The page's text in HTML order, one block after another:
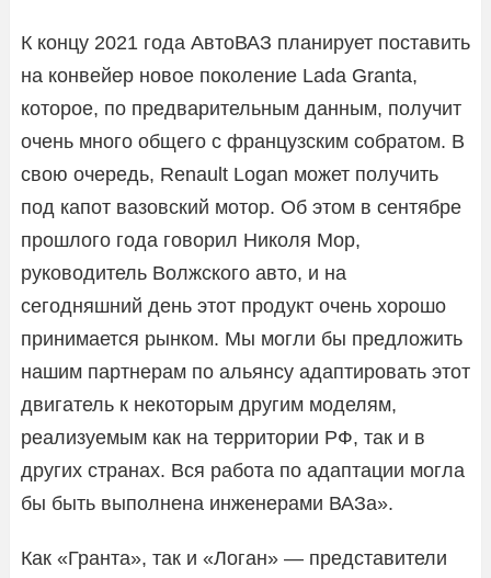
К концу 2021 года АвтоВАЗ планирует поставить
на конвейер новое поколение Lada Granta,
которое, по предварительным данным, получит
очень много общего с французским собратом. В
свою очередь, Renault Logan может получить
под капот вазовский мотор. Об этом в сентябре
прошлого года говорил Николя Мор,
руководитель Волжского авто, и на
сегодняшний день этот продукт очень хорошо
принимается рынком. Мы могли бы предложить
нашим партнерам по альянсу адаптировать этот
двигатель к некоторым другим моделям,
реализуемым как на территории РФ, так и в
других странах. Вся работа по адаптации могла
бы быть выполнена инженерами ВАЗа».
Как «Гранта», так и «Логан» — представители